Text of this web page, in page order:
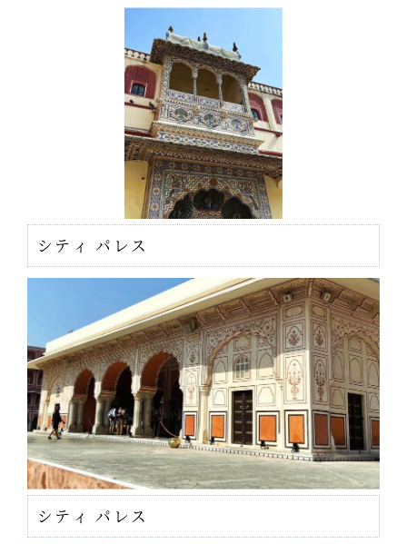
シティ パレス
シティ パレス